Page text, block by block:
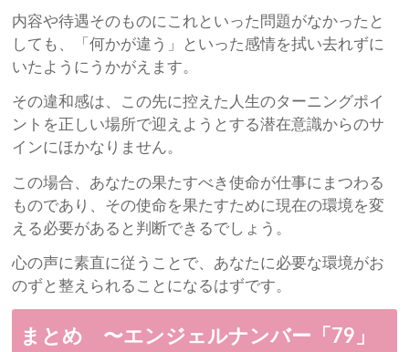
内容や待遇そのものにこれといった問題がなかったと
しても、「何かが違う」といった感情を拭い去れずに
いたようにうかがえます。
その違和感は、この先に控えた人生のターニングポイ
ントを正しい場所で迎えようとする潜在意識からのサ
インにほかなりません。
この場合、あなたの果たすべき使命が仕事にまつわる
ものであり、その使命を果たすために現在の環境を変
える必要があると判断できるでしょう。
心の声に素直に従うことで、あなたに必要な環境がお
のずと整えられることになるはずです。
まとめ 〜エンジェルナンバー「79」